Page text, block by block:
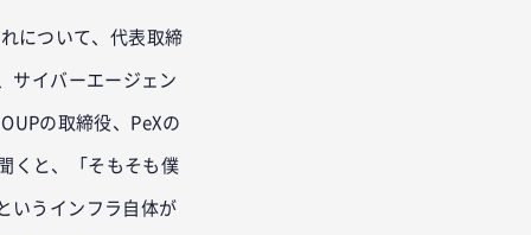
について、代表取締
サイバーエージェン
の取締役、PeXの
くと、「そもそも僕
いうインフラ自体が